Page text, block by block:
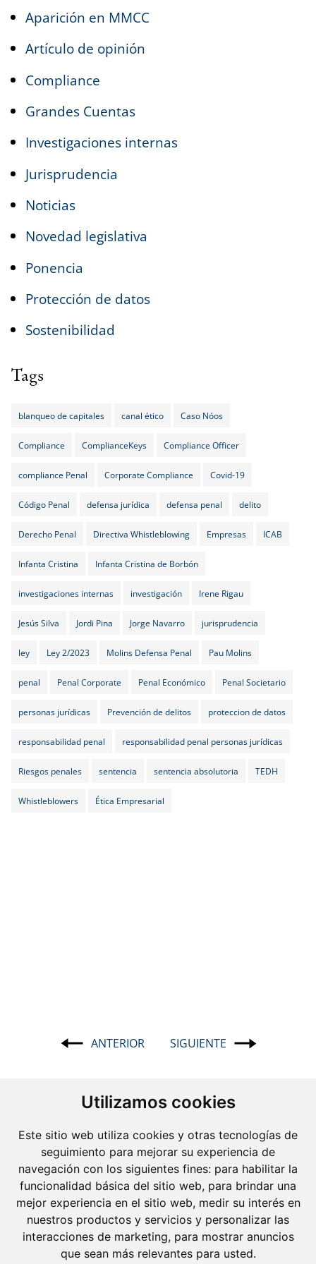
Utilizamos cookies
Este sitio web utiliza cookies y otras tecnologías de
seguimiento para mejorar su experiencia de
navegación con los siguientes fines: para habilitar la
funcionalidad básica del sitio web, para brindar una
mejor experiencia en el sitio web, medir su interés en
nuestros productos y servicios y personalizar las
interacciones de marketing, para mostrar anuncios
que sean más relevantes para usted.
Aparición en MMCC
Artículo de opinión
Compliance
Grandes Cuentas
Investigaciones internas
Jurisprudencia
Noticias
Novedad legislativa
Ponencia
Protección de datos
Sostenibilidad
Tags
blanqueo de capitales canal ético Caso Nóos
Compliance ComplianceKeys Compliance Officer
compliance Penal Corporate Compliance Covid-19
Código Penal defensa jurídica defensa penal delito
Derecho Penal Directiva Whistleblowing Empresas ICAB
Infanta Cristina Infanta Cristina de Borbón
investigaciones internas investigación Irene Rigau
Jesús Silva Jordi Pina Jorge Navarro jurisprudencia
ley Ley 2/2023 Molins Defensa Penal Pau Molins
penal Penal Corporate Penal Económico Penal Societario
personas jurídicas Prevención de delitos proteccion de datos
responsabilidad penal responsabilidad penal personas jurídicas
Riesgos penales sentencia sentencia absolutoria TEDH
Whistleblowers Ética Empresarial
Navegación
entradas
ANTERIOR SIGUIENTE
Molins Defensa Penal
es una boutique de Derecho Penal con dedicación
exclusiva.